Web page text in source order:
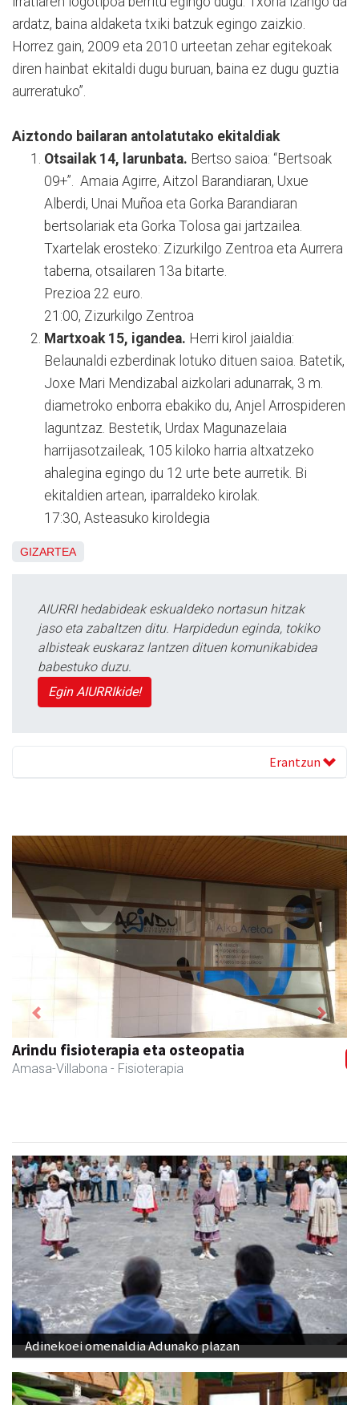
ardatz, baina aldaketa txiki batzuk egingo zaizkio.
Horrez gain, 2009 eta 2010 urteetan zehar egitekoak
diren hainbat ekitaldi dugu buruan, baina ez dugu guztia
aurreratuko”.
Aiztondo bailaran antolatutako ekitaldiak
Otsailak 14, larunbata. Bertso saioa: “Bertsoak
09+”. Amaia Agirre, Aitzol Barandiaran, Uxue
Alberdi, Unai Muñoa eta Gorka Barandiaran
bertsolariak eta Gorka Tolosa gai jartzailea.
Txartelak erosteko: Zizurkilgo Zentroa eta Aurrera
taberna, otsailaren 13a bitarte.
Prezioa 22 euro.
21:00, Zizurkilgo Zentroa
Martxoak 15, igandea. Herri kirol jaialdia:
Belaunaldi ezberdinak lotuko dituen saioa. Batetik,
Joxe Mari Mendizabal aizkolari adunarrak, 3 m.
diametroko enborra ebakiko du, Anjel Arrospideren
laguntzaz. Bestetik, Urdax Magunazelaia
harrijasotzaileak, 105 kiloko harria altxatzeko
ahalegina egingo du 12 urte bete aurretik. Bi
ekitaldien artean, iparraldeko kirolak.
17:30, Asteasuko kiroldegia
GIZARTEA
AIURRI hedabideak eskualdeko nortasun hitzak
jaso eta zabaltzen ditu. Harpidedun eginda, tokiko
albisteak euskaraz lantzen dituen komunikabidea
babestuko duzu.
Egin AIURRIkide!
Erantzun
Arindu fisioterapia eta osteopatia
Amasa-Villabona - Fisioterapia
Previous Next
Adinekoei omenaldia Adunako plazan